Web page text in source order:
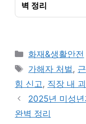
벽 정리
카
테
리
화재&생활안전
태
그
가해자 처벌,
힘 신고, 직장 내
2025년 미성년
완벽 정리